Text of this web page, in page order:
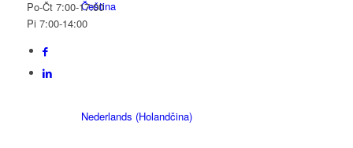
Čeština
Nederlands (Holandčina)
Po-Čt 7:00-17:00
Pi 7:00-14:00